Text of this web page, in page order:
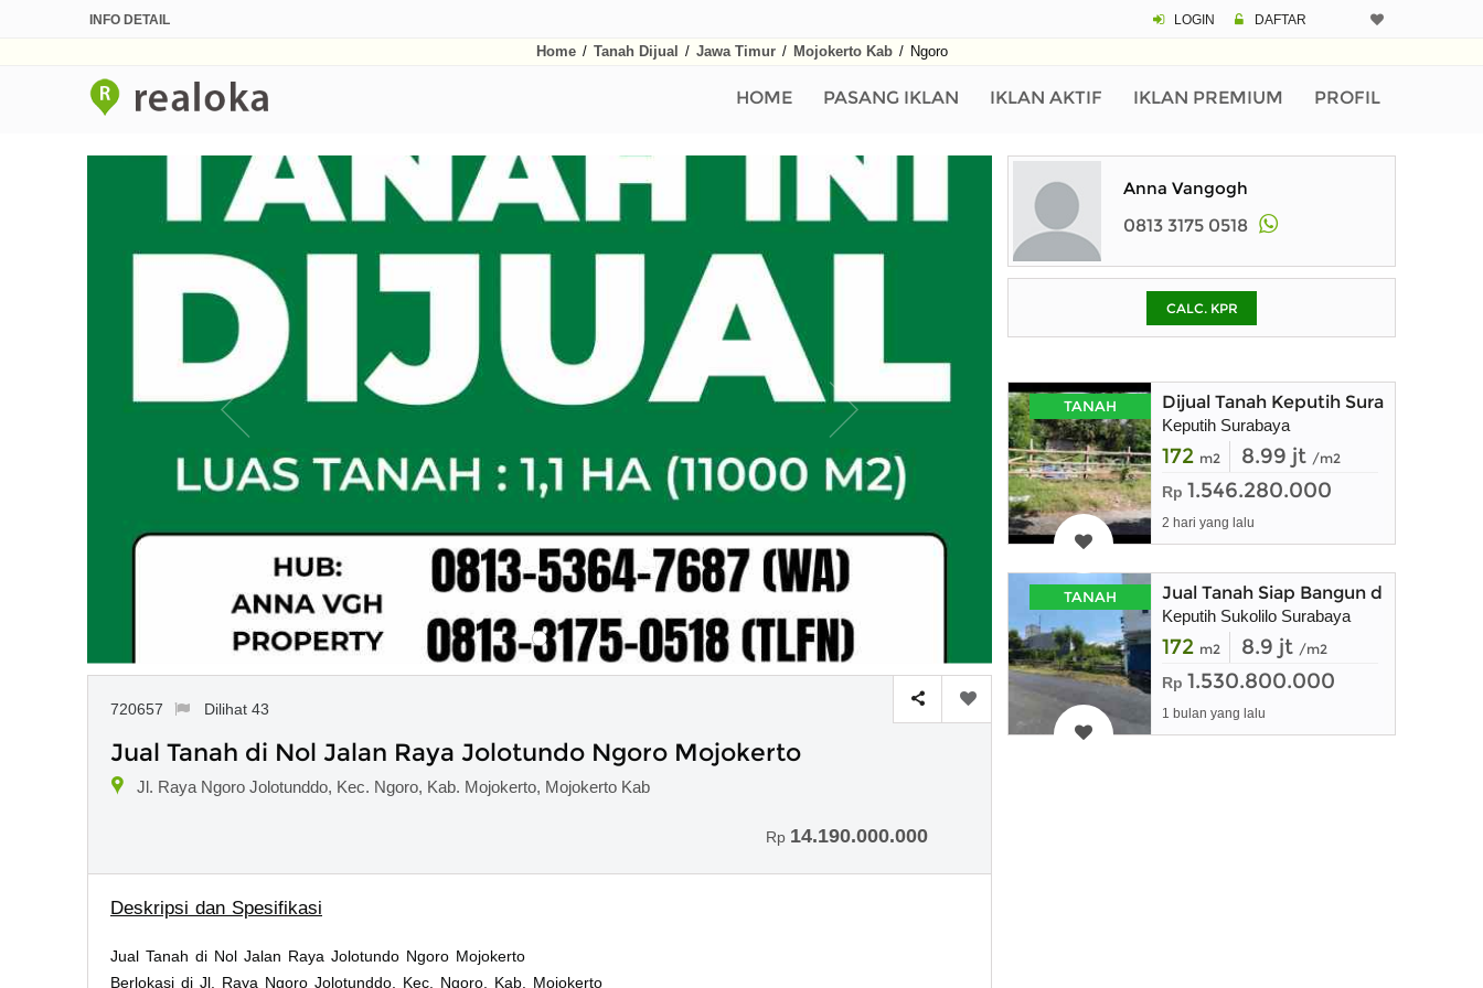
INFO DETAIL LOGIN DAFTAR
Home / Tanah Dijual / Jawa Timur / Mojokerto Kab / Ngoro
HOME PASANG IKLAN IKLAN AKTIF IKLAN PREMIUM PROFIL
720657 Dilihat 43
Jual Tanah di Nol Jalan Raya Jolotundo Ngoro Mojokerto
Jl. Raya Ngoro Jolotunddo, Kec. Ngoro, Kab. Mojokerto, Mojokerto Kab
Rp 14.190.000.000
Deskripsi dan Spesifikasi
Jual Tanah di Nol Jalan Raya Jolotundo Ngoro Mojokerto
Berlokasi di Jl. Raya Ngoro Jolotunddo, Kec. Ngoro, Kab. Mojokerto
Pinjaman (PIN)
pada kotak-
Anna Vangogh
0813 3175 0518
CALC. KPR
TANAH Dijual Tanah Keputih Surabaya dekat
Keputih Surabaya
172 m2 8.99 jt /m2
Rp 1.546.280.000
2 hari yang lalu
TANAH Jual Tanah Siap Bangun di Keputih
Keputih Sukolilo Surabaya
172 m2 8.9 jt /m2
Rp 1.530.800.000
1 bulan yang lalu